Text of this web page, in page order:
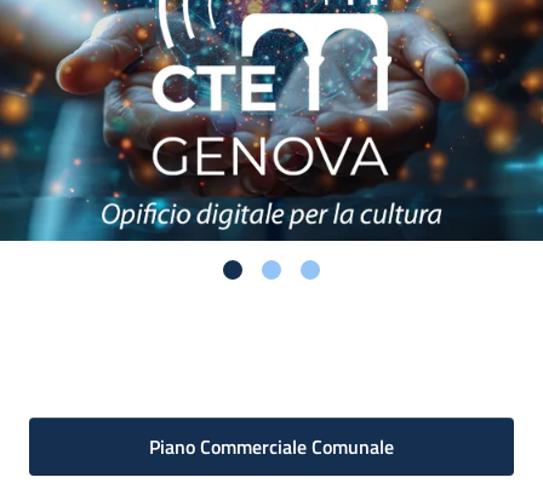
Piano Commerciale Comunale